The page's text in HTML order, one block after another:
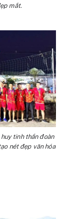
mắt.
tinh thần đoàn
nét đẹp văn hóa